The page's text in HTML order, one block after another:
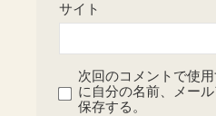
サイト
次回のコメントで使
に自分の名前、メー
保存する。